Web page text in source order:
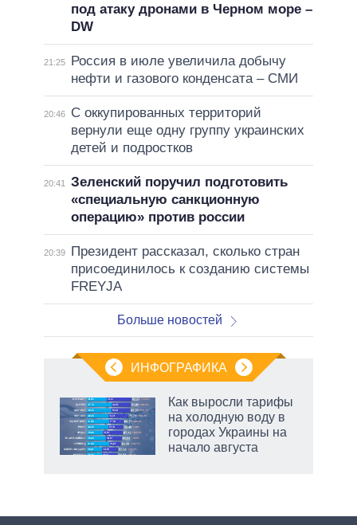
под атаку дронами в Черном море –
DW
21:25
Россия в июле увеличила добычу
нефти и газового конденсата – СМИ
20:46
С оккупированных территорий
вернули еще одну группу украинских
детей и подростков
20:41
Зеленский поручил подготовить
«специальную санкционную
операцию» против россии
20:39
Президент рассказал, сколько стран
присоединилось к созданию системы
FREYJA
Больше новостей
ИНФОГРАФИКА
Как выросли тарифы
на холодную воду в
городах Украины на
начало августа